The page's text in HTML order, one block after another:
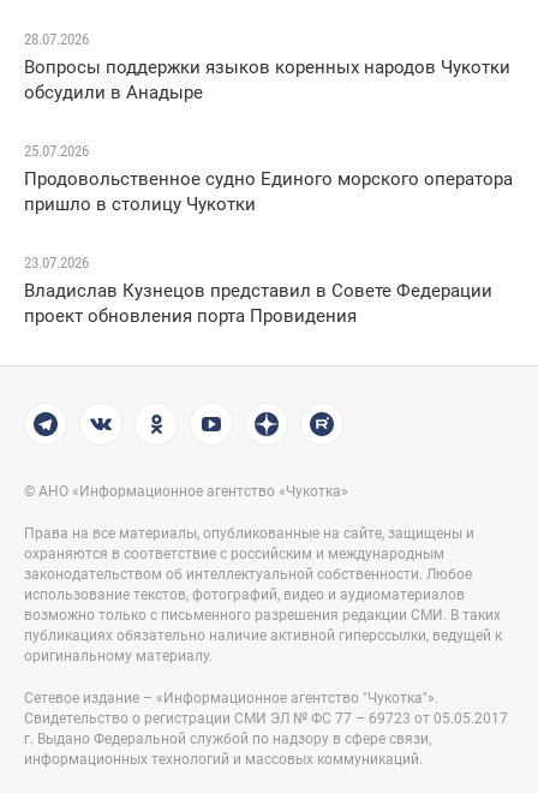
28.07.2026
Вопросы поддержки языков коренных народов Чукотки
обсудили в Анадыре
25.07.2026
Продовольственное судно Единого морского оператора
пришло в столицу Чукотки
23.07.2026
Владислав Кузнецов представил в Совете Федерации
проект обновления порта Провидения
© АНО «Информационное агентство «Чукотка»
Права на все материалы, опубликованные на сайте, защищены и
охраняются в соответствие с российским и международным
законодательством об интеллектуальной собственности. Любое
использование текстов, фотографий, видео и аудиоматериалов
возможно только с письменного разрешения редакции СМИ. В таких
публикациях обязательно наличие активной гиперссылки, ведущей к
оригинальному материалу.
Сетевое издание – «Информационное агентство "Чукотка"».
Свидетельство о регистрации СМИ ЭЛ № ФС 77 – 69723 от 05.05.2017
г. Выдано Федеральной службой по надзору в сфере связи,
информационных технологий и массовых коммуникаций.